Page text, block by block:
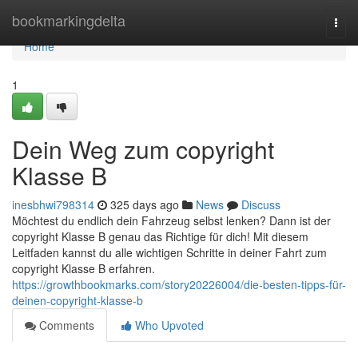
bookmarkingdelta
Home
Home
1
Dein Weg zum copyright
Klasse B
inesbhwi798314 325 days ago News
Discuss
Möchtest du endlich dein Fahrzeug selbst lenken? Dann ist der
copyright Klasse B genau das Richtige für dich! Mit diesem
Leitfaden kannst du alle wichtigen Schritte in deiner Fahrt zum
copyright Klasse B erfahren.
https://growthbookmarks.com/story20226004/die-besten-tipps-für-
deinen-copyright-klasse-b
Comments
Who Upvoted